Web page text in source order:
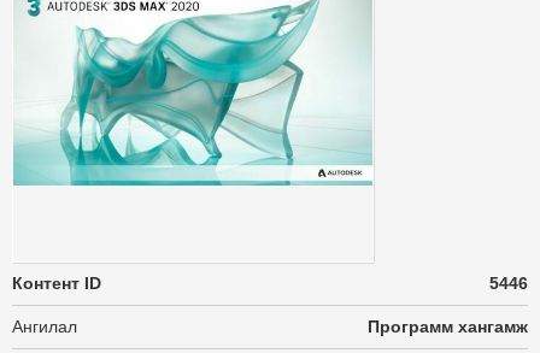
Контент ID 5446
Ангилал Программ хангамж